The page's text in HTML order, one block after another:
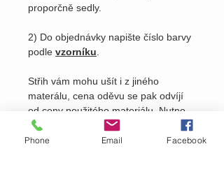
proporčně sedly.
2) Do objednávky napište číslo barvy
podle vzorníku.
Střih vám mohu ušít i z jiného
materálu, cena oděvu se pak odvíjí
od ceny použitého materiálu. Nutno
domluvit osobně viz.
našem webu.
Phone Email Facebook